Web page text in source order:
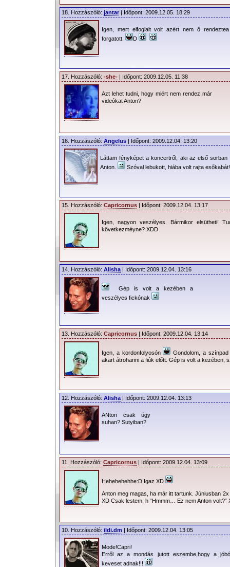
18. Hozzászóló: jantar | Időpont: 2009.12.05. 18:29
Igen, mert elfoglalt volt azért nem ő
forgatott.
D
17. Hozzászóló: -she- | Időpont: 2009.12.05. 11:38
Azt lehet tudni, hogy miért nem rendez már
videókat Anton?
16. Hozzászóló: Angelus | Időpont: 2009.12.04. 13:20
Láttam fényképet a koncertről, aki az első
Anton.
Szóval lebukott, hiába volt rajta
15. Hozzászóló: Capricornus | Időpont: 2009.12.04. 13:17
Igen, nagyon veszélyes. Bármikor elsütheti!
következméyne? XDD
14. Hozzászóló: Alisha | Időpont: 2009.12.04. 13:16
Gép is volt a kezében a
veszélyes fickónak
13. Hozzászóló: Capricornus | Időpont: 2009.12.04. 13:14
Igen, a kordonfolyosón
Gondolom, a
akart átrohanni a fiúk előtt. Gép is volt a kezében,
12. Hozzászóló: Alisha | Időpont: 2009.12.04. 13:13
ANton csak úgy
suhan? Sutyiban?
11. Hozzászóló: Capricornus | Időpont: 2009.12.04. 13:09
Hehehehehhe:D Igaz XD
Anton meg magas, ha már itt tartunk. Júniusban
XD Csak lestem, h “Hmmm… Ez nem Anton volt?”
10. Hozzászóló: ildi.dm | Időpont: 2009.12.04. 13:05
Mode!Capri!
Erről az a mondás jutott eszembe,hogy a
keveset adnak!!!